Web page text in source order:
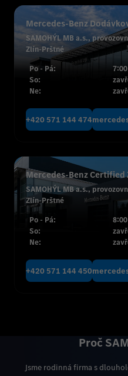
Mercedes-Benz
SAMOHÝL MB a.s.,
Zlín-Prštné
Po - Pá:
So:
Ne:
+420 571 144 474
Mercedes-Benz Certified
SAMOHÝL MB a.s.,
Zlín-Prštné
Po - Pá:
So:
Ne:
+420 571 144 450
Proč
Jsme rodinná firma s